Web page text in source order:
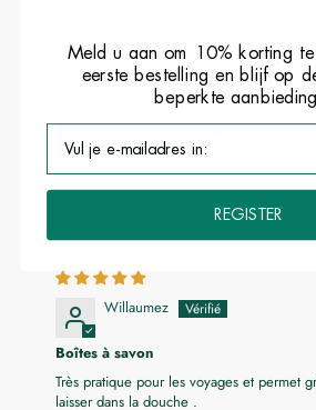
Schrijf een
Willaumez
Boîtes à savon
Très pratique pour les voyages et permet
laisser dans la douche .
Meld u aan om 10% korting
eerste bestelling en blijf op
beperkte
REGISTER